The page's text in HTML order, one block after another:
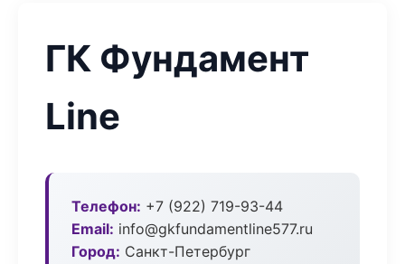
ГК Фундамент
Line
Телефон: +7 (922) 719-93-44
Email: info@gkfundamentline577.ru
Город: Санкт-Петербург